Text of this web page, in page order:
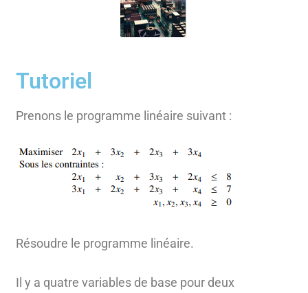
Tutoriel
Prenons le programme linéaire suivant :
Résoudre le programme linéaire.
Il y a quatre variables de base pour deux